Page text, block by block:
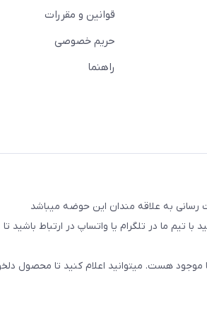
قوانین و مقررات
حریم خصوصی
راهنما
ما در تلگرام یا واتساپ در ارتباط باشید تا
موجود هست. میتوانید اعلام کنید تا محصول